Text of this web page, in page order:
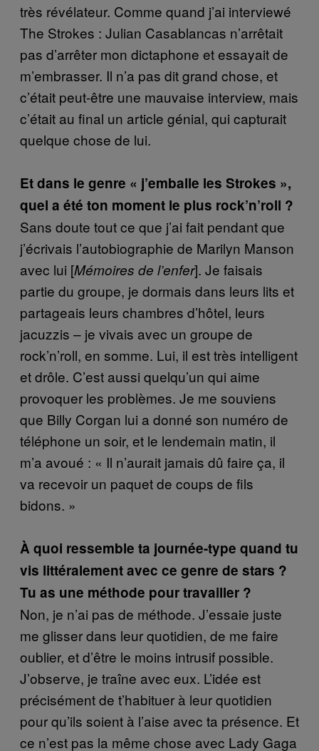
très révélateur. Comme quand j’ai interviewé
The Strokes : Julian Casablancas n’arrêtait
pas d’arrêter mon dictaphone et essayait de
m’embrasser. Il n’a pas dit grand chose, et
c’était peut-être une mauvaise interview, mais
c’était au final un article génial, qui capturait
quelque chose de lui.
Et dans le genre « j’emballe les Strokes »,
quel a été ton moment le plus rock’n’roll ?
Sans doute tout ce que j’ai fait pendant que
j’écrivais l’autobiographie de Marilyn Manson
avec lui [Mémoires de l’enfer]. Je faisais
partie du groupe, je dormais dans leurs lits et
partageais leurs chambres d’hôtel, leurs
jacuzzis – je vivais avec un groupe de
rock’n’roll, en somme. Lui, il est très intelligent
et drôle. C’est aussi quelqu’un qui aime
provoquer les problèmes. Je me souviens
que Billy Corgan lui a donné son numéro de
téléphone un soir, et le lendemain matin, il
m’a avoué : « Il n’aurait jamais dû faire ça, il
va recevoir un paquet de coups de fils
bidons. »
À quoi ressemble ta journée-type quand tu
vis littéralement avec ce genre de stars ?
Tu as une méthode pour travailler ?
Non, je n’ai pas de méthode. J’essaie juste
me glisser dans leur quotidien, de me faire
oublier, et d’être le moins intrusif possible.
J’observe, je traîne avec eux. L’idée est
précisément de t’habituer à leur quotidien
pour qu’ils soient à l’aise avec ta présence. Et
ce n’est pas la même chose avec Lady Gaga